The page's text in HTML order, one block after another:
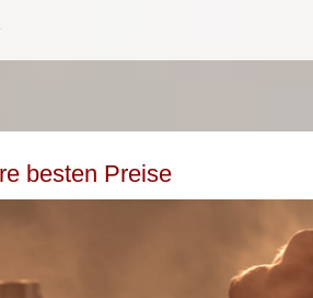
besten Preise